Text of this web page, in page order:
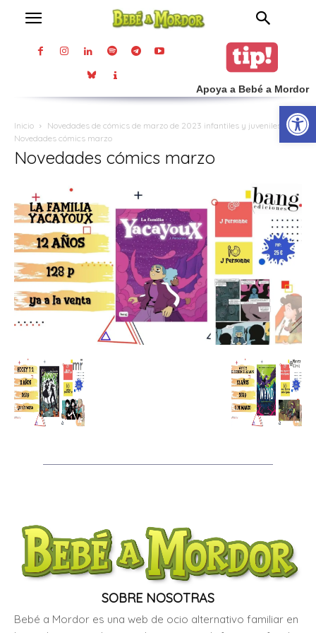
Apoya a Bebé a Mordor
Inicio
Novedades de cómics de marzo de 2023 infantiles y juveniles
Novedades cómics marzo
Novedades cómics marzo
SOBRE NOSOTRAS
Bebé a Mordor es una web de ocio alternativo familiar en